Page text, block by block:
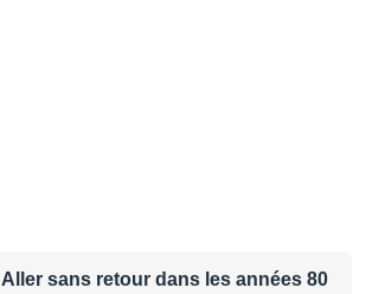
Aller sans retour dans les années 80